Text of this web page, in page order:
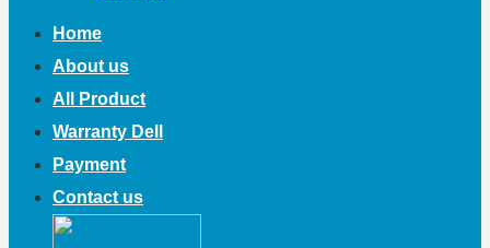
Home
About us
All Product
Warranty Dell
Payment
Contact us